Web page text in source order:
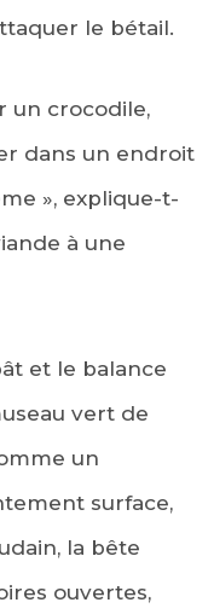
le bétail.
un crocodile,
dans un endroit
», explique-t-
à une
et le balance
vert de
un
surface,
la bête
ouvertes,